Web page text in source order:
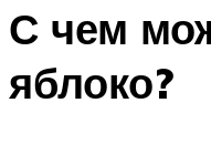
С чем
яблоко?